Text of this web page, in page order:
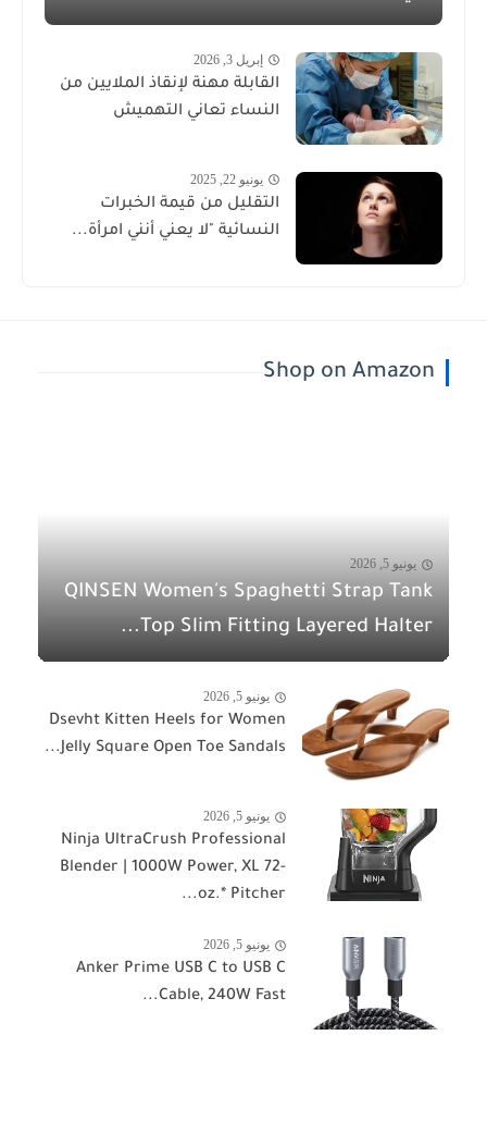
إبريل 3, 2026
القابلة مهنة لإنقاذ الملايين من
النساء تعاني التهميش
يونيو 22, 2025
التقليل من قيمة الخبرات
النسائية "لا يعني أنني امرأة...
Shop on Amazon
يونيو 5, 2026
QINSEN Women's Spaghetti Strap Tank
Top Slim Fitting Layered Halter...
يونيو 5, 2026
Dsevht Kitten Heels for Women
Jelly Square Open Toe Sandals...
يونيو 5, 2026
Ninja UltraCrush Professional
Blender | 1000W Power, XL 72-
oz.* Pitcher...
يونيو 5, 2026
Anker Prime USB C to USB C
Cable, 240W Fast...